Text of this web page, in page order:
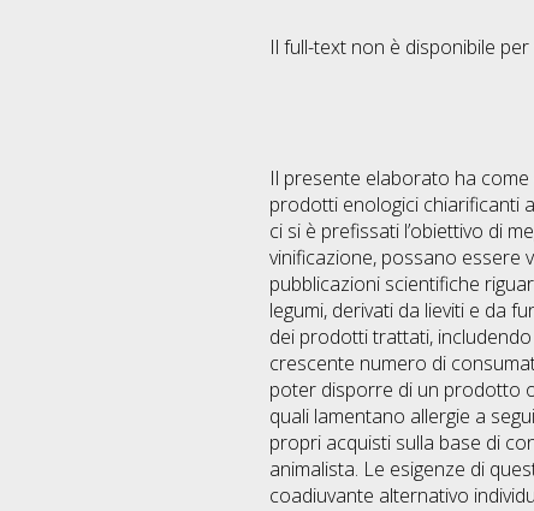
Il full-text non è disponibile
Il presente elaborato ha
prodotti enologici chiarificanti
ci si è prefissati l’obiettivo di
vinificazione, possano essere
pubblicazioni scientifiche
legumi, derivati da lieviti e da
dei prodotti trattati,
crescente numero di
poter disporre di un prodotto
quali lamentano allergie a
propri acquisti sulla base di
animalista. Le esigenze di
coadiuvante alternativo